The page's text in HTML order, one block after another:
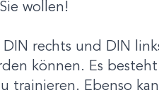
wollen!
rechts und DIN
können. Es
trainieren. Ebenso